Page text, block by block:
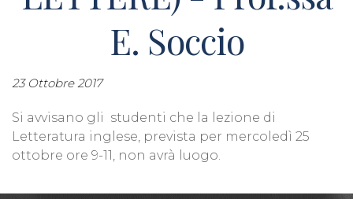
E. Soccio
23 Ottobre 2017
Si avvisano gli studenti che la lezione di
Letteratura inglese, prevista per mercoledì 25
ottobre ore 9-11, non avrà luogo.